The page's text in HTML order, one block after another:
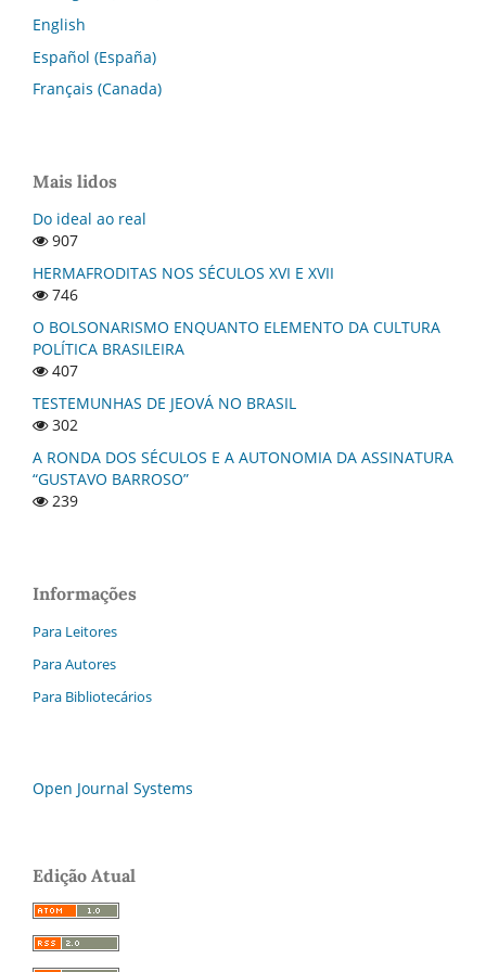
English
Español (España)
Français (Canada)
Mais lidos
Do ideal ao real
907
HERMAFRODITAS NOS SÉCULOS XVI E XVII
746
O BOLSONARISMO ENQUANTO ELEMENTO DA CULTURA
POLÍTICA BRASILEIRA
407
TESTEMUNHAS DE JEOVÁ NO BRASIL
302
A RONDA DOS SÉCULOS E A AUTONOMIA DA ASSINATURA
“GUSTAVO BARROSO”
239
Informações
Para Leitores
Para Autores
Para Bibliotecários
Open Journal Systems
Edição Atual